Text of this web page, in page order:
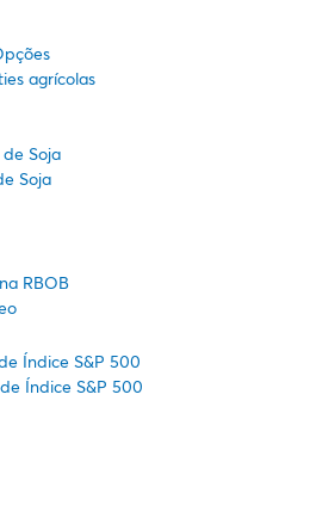
agrícolas
de Soja
Soja
RBOB
Índice S&P 500
Índice S&P 500